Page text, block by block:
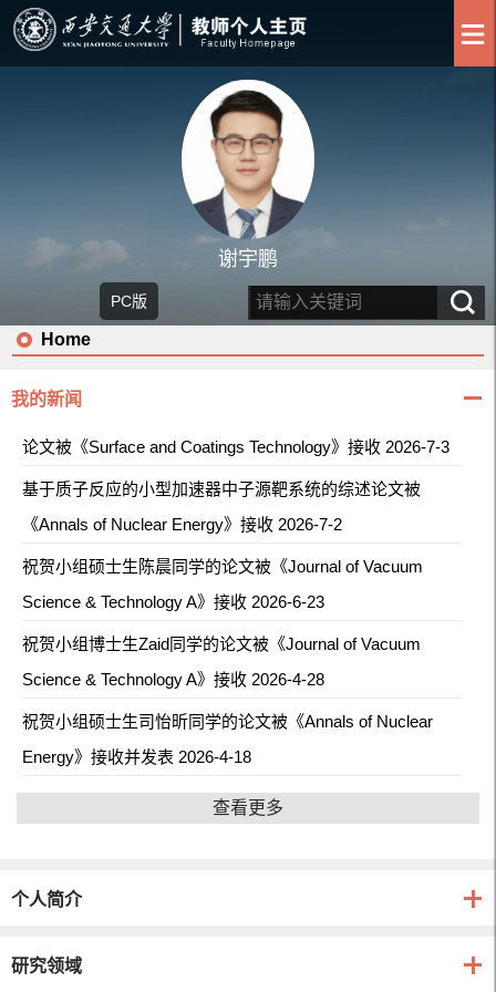
谢宇鹏
Home
我的新闻
论文被《Surface and Coatings Technology》接收 2026-7-3
基于质子反应的小型加速器中子源靶系统的综述论文被
《Annals of Nuclear Energy》接收 2026-7-2
祝贺小组硕士生陈晨同学的论文被《Journal of Vacuum
Science & Technology A》接收 2026-6-23
祝贺小组博士生Zaid同学的论文被《Journal of Vacuum
Science & Technology A》接收 2026-4-28
祝贺小组硕士生司怡昕同学的论文被《Annals of Nuclear
Energy》接收并发表 2026-4-18
查看更多
个人简介
研究领域
PC版